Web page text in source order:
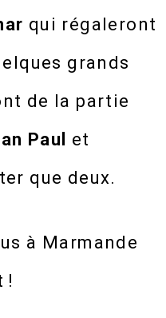
qui régaleront
grands
de la partie
Paul et
que deux.
à Marmande
!